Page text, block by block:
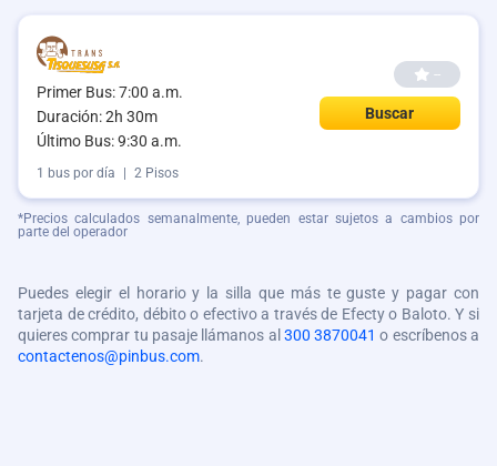
Primer Bus: 7:00 a.m.
Duración: 2h 30m
Último Bus: 9:30 a.m.
--
Buscar
1 bus por día | 2 Pisos
*Precios calculados semanalmente, pueden estar sujetos a cambios por
parte del operador
Puedes elegir el horario y la silla que más te guste y pagar con
tarjeta de crédito, débito o efectivo a través de Efecty o Baloto. Y si
quieres comprar tu pasaje llámanos al300 3870041 o escríbenos a
contactenos@pinbus.com.